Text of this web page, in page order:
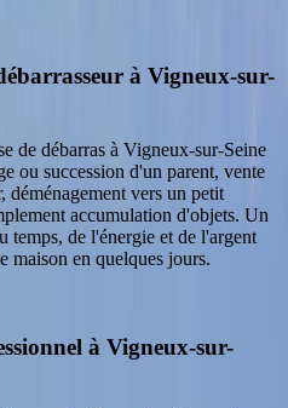
à Vigneux-sur-
de débarras à Vigneux-sur-Seine
ou succession d'un parent, vente
vers un petit
accumulation d'objets. Un
temps, de l'énergie et de l'argent
maison en quelques jours.
à Vigneux-sur-